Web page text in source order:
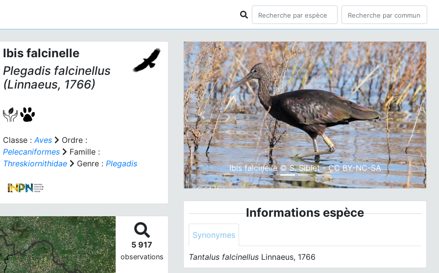
Ibis falcinelle
Plegadis falcinellus
(Linnaeus, 1766)
Classe :Aves
Ordre :
Pelecaniformes
Famille :
Threskiornithidae
Genre : Plegadis
5 917
observations
Ibis falcinelle © S. Siblet - CC BY-NC-SA
Previous Next
Informations espèce
Synonymes
Tantalus falcinellus Linnaeus, 1766